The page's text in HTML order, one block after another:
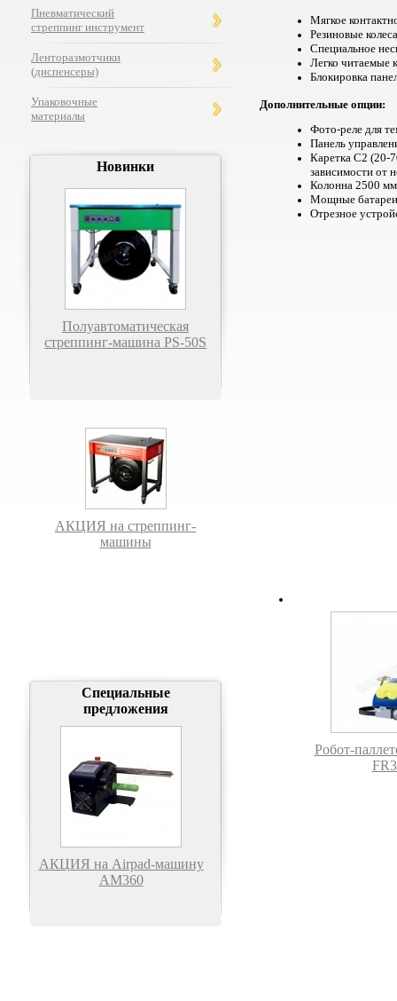
Пневматический
стреппинг инструмент
Ленторазмотчики
(диспенсеры)
Упаковочные
материалы
Новинки
Полуавтоматическая
стреппинг-машина PS-50S
АКЦИЯ на стреппинг-
машины
Специальные
предложения
АКЦИЯ на Airpad-машину
АМ360
Мягкое
Резиновые
Специальное
Легко читаемые
Блокировка
Дополнительные опции:
Фото-реле для
Панель
Каретка С2 (20-
зависимости от
Колонна 2500
Мощные батареи
Отрезное
Робот-